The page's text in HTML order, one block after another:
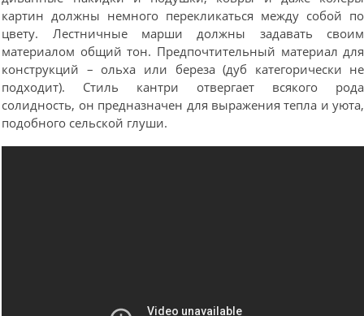
картин должны немного перекликаться между собой по
цвету. Лестничные марши должны задавать своим
материалом общий тон. Предпочтительный материал для
конструкций – ольха или береза (дуб категорически не
подходит). Стиль кантри отвергает всякого рода
солидность, он предназначен для выражения тепла и уюта,
подобного сельской глуши.